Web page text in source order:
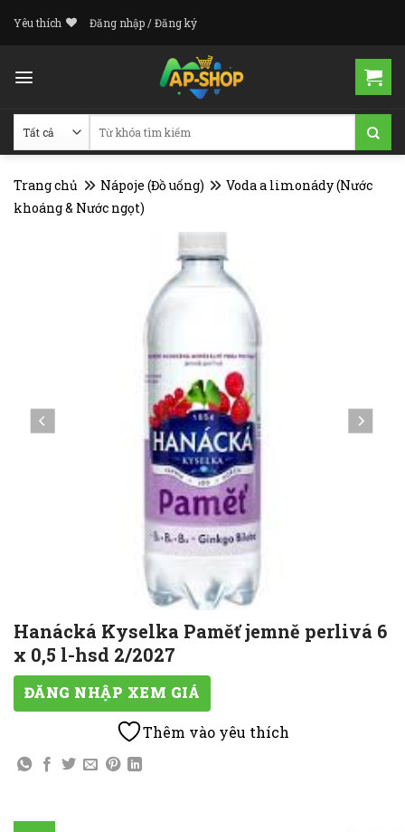
Yêu thích Đăng nhập / Đăng ký
Trang chủ Nápoje (Đồ uống)
Voda a limonády (Nước
khoáng & Nước ngọt)
Hanácká Kyselka Paměť jemně perlivá 6
x 0,5 l-hsd 2/2027
ĐĂNG NHẬP XEM GIÁ
Thêm vào yêu thích